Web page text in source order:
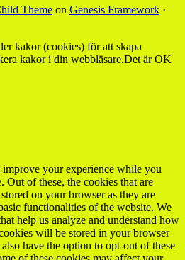
Theme on Genesis Framework ·
kakor (cookies) för att skapa
kakor i din webbläsare.Det är OK
your experience while you
Out of these, the cookies that are
on your browser as they are
functionalities of the website. We
help us analyze and understand how
will be stored in your browser
have the option to opt-out of these